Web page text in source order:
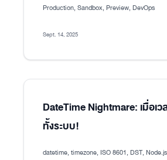
Production, Sandbox, Preview, DevOps
Sept. 14, 2025
DateTime Nightmare: เมื่อเ
ทั้งระบบ!
datetime, timezone, ISO 8601, DST,